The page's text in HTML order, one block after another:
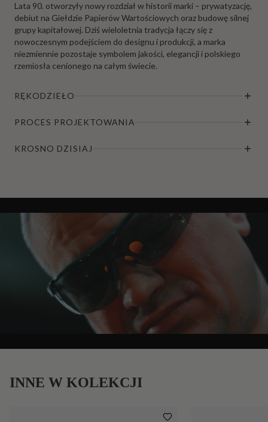
Lata 90. otworzyły nowy rozdział w historii marki – prywatyzację,
debiut na Giełdzie Papierów Wartościowych oraz budowę silnej
grupy kapitałowej. Dziś wieloletnia tradycja łączy się z
nowoczesnym podejściem do designu i produkcji, a marka
niezmiennie pozostaje symbolem jakości, elegancji i polskiego
rzemiosła cenionego na całym świecie.
RĘKODZIEŁO
PROCES PROJEKTOWANIA
KROSNO DZISIAJ
INNE W KOLEKCJI